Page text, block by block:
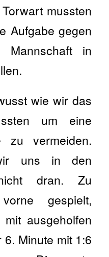
mussten
Aufgabe gegen
Mannschaft in
wie wir das
um eine
zu vermeiden.
uns in den
dran. Zu
gespielt,
ausgeholfen
Minute mit 1:6